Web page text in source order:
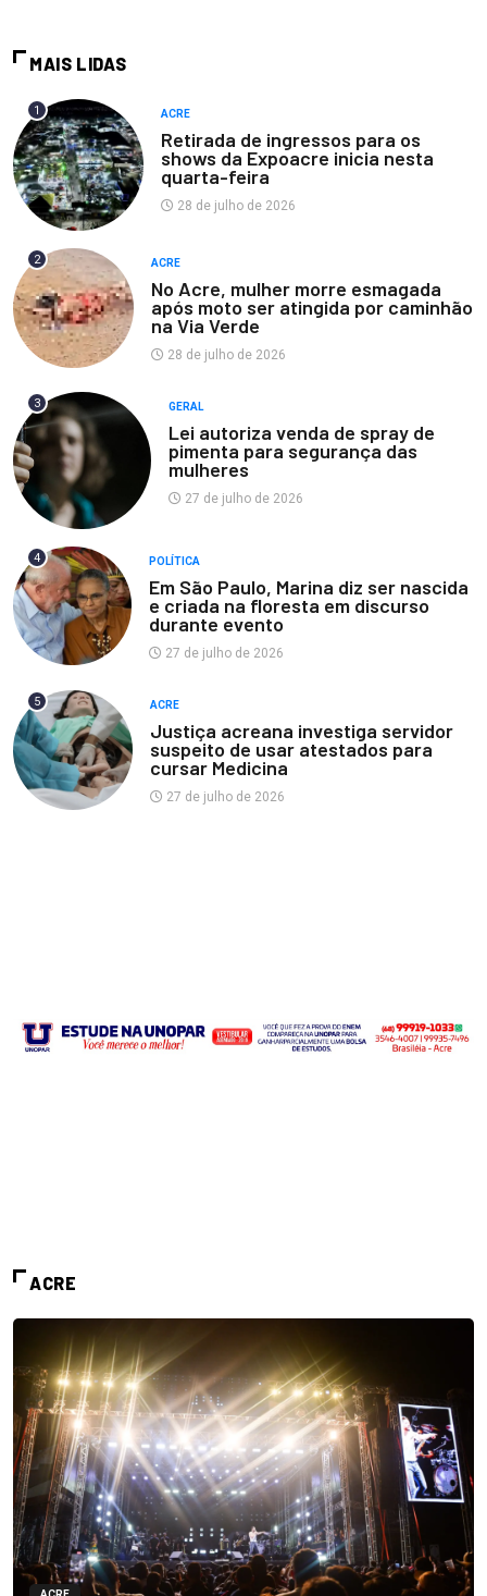
MAIS LIDAS
1 ACRE
Retirada de ingressos para os
shows da Expoacre inicia nesta
quarta-feira
28 de julho de 2026
2 ACRE
No Acre, mulher morre esmagada
após moto ser atingida por caminhão
na Via Verde
28 de julho de 2026
3 GERAL
Lei autoriza venda de spray de
pimenta para segurança das
mulheres
27 de julho de 2026
4 POLÍTICA
Em São Paulo, Marina diz ser nascida
e criada na floresta em discurso
durante evento
27 de julho de 2026
5 ACRE
Justiça acreana investiga servidor
suspeito de usar atestados para
cursar Medicina
27 de julho de 2026
ACRE